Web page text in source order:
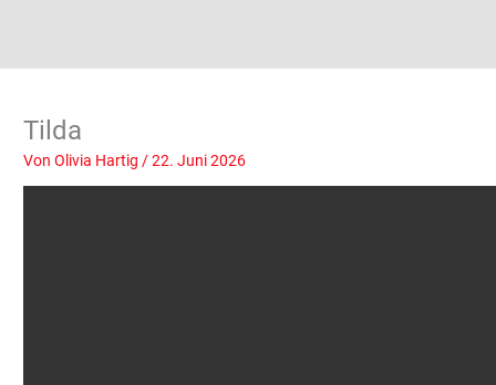
Tilda
VonOlivia Hartig/22. Juni 2026